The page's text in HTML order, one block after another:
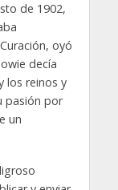
de 1902,
oyó
decía
los reinos y
pasión por
un